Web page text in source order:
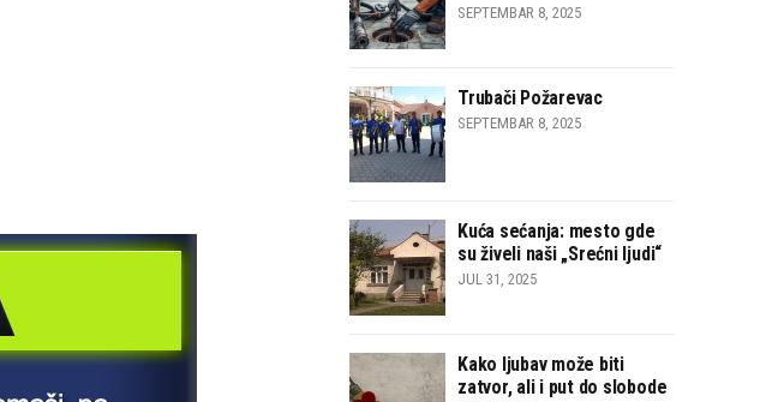
SEPTEMBAR 8, 2025
Trubači Požarevac
SEPTEMBAR 8, 2025
Kuća sećanja: mesto gde
su živeli naši „Srećni ljudi“
JUL 31, 2025
Kako ljubav može biti
zatvor, ali i put do slobode